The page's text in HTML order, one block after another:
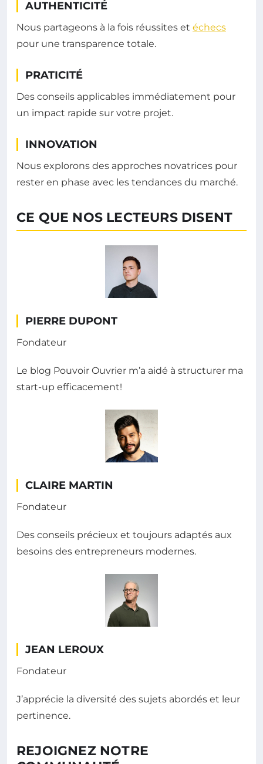
AUTHENTICITÉ
Nous partageons à la fois réussites et échecs
pour une transparence totale.
PRATICITÉ
Des conseils applicables immédiatement pour
un impact rapide sur votre projet.
INNOVATION
Nous explorons des approches novatrices pour
rester en phase avec les tendances du marché.
CE QUE NOS LECTEURS DISENT
PIERRE DUPONT
Fondateur
Le blog Pouvoir Ouvrier m’a aidé à structurer ma
start-up efficacement!
CLAIRE MARTIN
Fondateur
Des conseils précieux et toujours adaptés aux
besoins des entrepreneurs modernes.
JEAN LEROUX
Fondateur
J’apprécie la diversité des sujets abordés et leur
pertinence.
REJOIGNEZ NOTRE